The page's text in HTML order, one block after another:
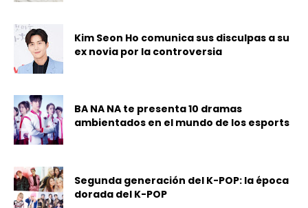
Kim Seon Ho comunica sus disculpas a su
ex novia por la controversia
BA NA NA te presenta 10 dramas
ambientados en el mundo de los esports
Segunda generación del K-POP: la época
dorada del K-POP